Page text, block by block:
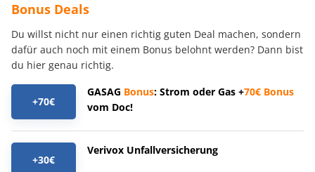
Bonus Deals
Du willst nicht nur einen richtig guten Deal machen, sondern
dafür auch noch mit einem Bonus belohnt werden? Dann bist
du hier genau richtig.
+70€
GASAG Bonus: Strom oder Gas +70€ Bonus
vom Doc!
+30€
Verivox Unfallversicherung